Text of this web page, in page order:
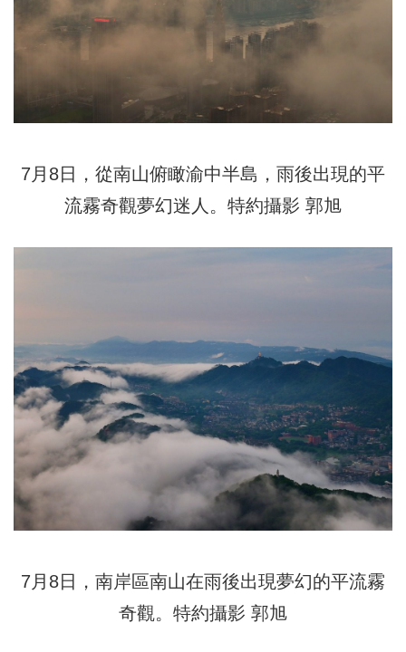
7月8日，從南山俯瞰渝中半島，雨後出現的平
流霧奇觀夢幻迷人。特約攝影 郭旭
7月8日，南岸區南山在雨後出現夢幻的平流霧
奇觀。特約攝影 郭旭